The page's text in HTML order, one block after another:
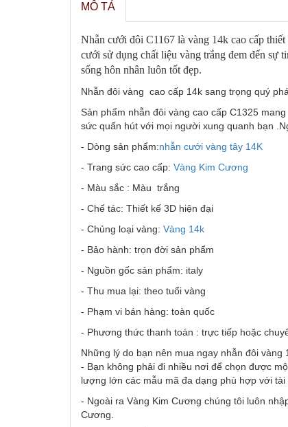
MÔ TẢ
Nhẫn cưới đôi C1167 là vàng 14k cao cấp
cưới sử dụng chất liệu vàng trắng đem đến sự
sống hôn nhân luôn tốt đẹp.
Nhẫn đôi vàng cao cấp 14k sang trọng quý
Sản phẩm nhẫn đôi vàng cao cấp C1325
sức quấn hút với mọi người xung quanh bạn
- Dòng sản phẩm:nhẫn cưới vàng tây 14K
- Trang sức cao cấp: Vàng Kim Cương
- Màu sắc : Màu trắng
- Chế tác: Thiết kế 3D hiện đại
- Chủng loại vàng: Vàng 14k
- Bảo hành: trọn đời sản phẩm
- Nguồn gốc sản phẩm: italy
- Thu mua lại: theo tuổi vàng
- Phạm vi bán hàng: toàn quốc
- Phương thức thanh toán : trực tiếp hoặc
Những lý do bạn nên mua ngay nhẫn đôi
- Bạn không phải đi nhiều nơi để chọn được
lượng lớn các mẫu mã đa dạng phù hợp với
- Ngoài ra Vàng Kim Cương chúng tôi luôn
Cương.